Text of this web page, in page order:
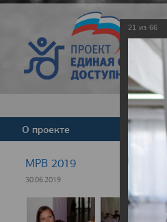
О проекте Команда
МРВ 2019
30.06.2019
21 из 66